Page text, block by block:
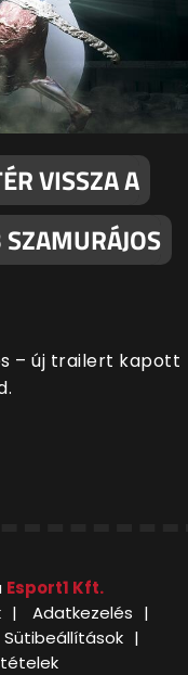
VISSZA A
– új trailert kapott
Esport1 Kft.
Adatkezelés
Sütibeállítások